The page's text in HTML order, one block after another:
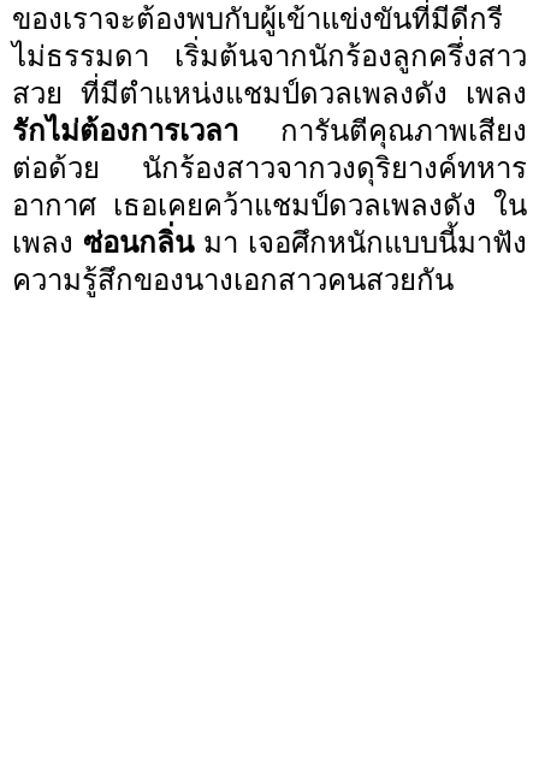
ของเราจะต้องพบกับผู้เข้าแข่งขันที่มีดีกรี
ไม่ธรรมดา เริ่มต้นจากนักร้องลูกครึ่งสาว
สวย ที่มีตำแหน่งแชมป์ดวลเพลงดัง เพลง
รักไม่ต้องการเวลา การันตีคุณภาพเสียง
ต่อด้วย นักร้องสาวจากวงดุริยางค์ทหาร
อากาศ เธอเคยคว้าแชมป์ดวลเพลงดัง ใน
เพลง ซ่อนกลิ่นมา เจอศึกหนักแบบนี้มาฟัง
ความรู้สึกของนางเอกสาวคนสวยกัน